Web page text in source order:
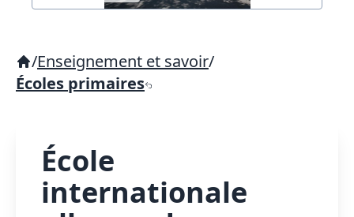
/Enseignement et savoir/
Écoles primaires
École
internationale